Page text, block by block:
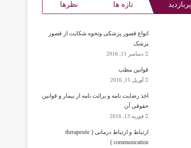
پربازدید تازه ها نظرها
انواع قصور پزشکی ونحوه شکایت از قصور
پزشک
دسامبر 11, 2016
قوانین مطب
آوریل 11, 2016
اخذ رضایت نامه و برائت نامه از بیمار و قوانین
حقوقی آن
فوریه 13, 2016
ارتباط و ارتباط درمانی ( therapeutic
communication )